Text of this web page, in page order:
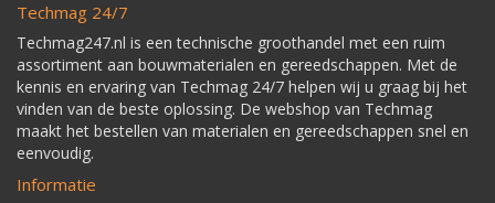
Techmag 24/7
Techmag247.nl is een technische groothandel met een ruim
assortiment aan bouwmaterialen en gereedschappen. Met de
kennis en ervaring van Techmag 24/7 helpen wij u graag bij het
vinden van de beste oplossing. De webshop van Techmag
maakt het bestellen van materialen en gereedschappen snel en
eenvoudig.
Informatie